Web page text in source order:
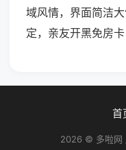
域风情，界面简洁
定，亲友开黑免房
首
2026 © 多啦网